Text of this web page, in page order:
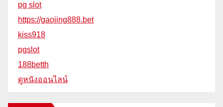
pg slot
https://gaojing888.bet
kiss918
pgslot
188betth
ดูหนังออนไลน์